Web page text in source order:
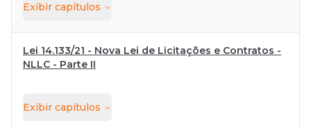
Exibir capítulos
Lei 14.133/21 - Nova Lei de Licitações e Contratos -
NLLC - Parte II
Exibir capítulos